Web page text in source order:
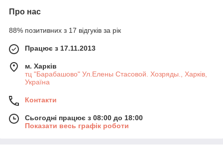
Про нас
88% позитивних з 17 відгуків за рік
Працює з 17.11.2013
м. Харків
тц "Барабашово" Ул.Елены Стасовой. Хозряды., Харків,
Україна
Контакти
Сьогодні працює з 08:00 до 18:00
Показати весь графік роботи